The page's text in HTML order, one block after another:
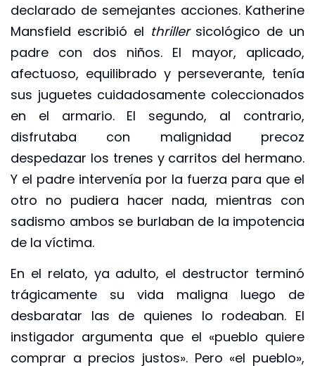
declarado de semejantes acciones. Katherine
Mansfield escribió el thrillersicológico de un
padre con dos niños. El mayor, aplicado,
afectuoso, equilibrado y perseverante, tenía
sus juguetes cuidadosamente coleccionados
en el armario. El segundo, al contrario,
disfrutaba con malignidad precoz
despedazar los trenes y carritos del hermano.
Y el padre intervenía por la fuerza para que el
otro no pudiera hacer nada, mientras con
sadismo ambos se burlaban de la impotencia
de la víctima.
En el relato, ya adulto, el destructor terminó
trágicamente su vida maligna luego de
desbaratar las de quienes lo rodeaban. El
instigador argumenta que el «pueblo quiere
comprar a precios justos». Pero «el pueblo»,